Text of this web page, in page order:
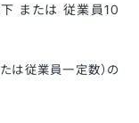
または 従業員10
は従業員一定数）の